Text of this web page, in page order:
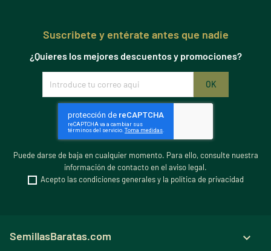
Suscribete y entérate antes que nadie
¿Quieres los mejores descuentos y promociones?
Puede darse de baja en cualquier momento. Para ello, consulte nuestra
información de contacto en el aviso legal.
Acepto las condiciones generales y la política de privacidad
SemillasBaratas.com 